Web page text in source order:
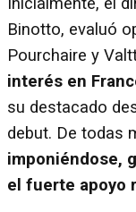
Binotto, evaluó
Pourchaire y
interés en
su destacado
debut. De todas
imponiéndose,
el fuerte apoyo